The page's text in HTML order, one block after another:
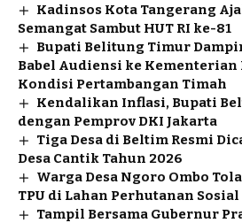
Kadinsos Kota Tangerang
Semangat Sambut HUT RI ke-81
Bupati Belitung Timur
Babel Audiensi ke Kementerian
Kondisi Pertambangan Timah
Kendalikan Inflasi, Bupati
dengan Pemprov DKI Jakarta
Tiga Desa di Beltim Resmi
Desa Cantik Tahun 2026
Warga Desa Ngoro Ombo
TPU di Lahan Perhutanan Sosial
Tampil Bersama Gubernur